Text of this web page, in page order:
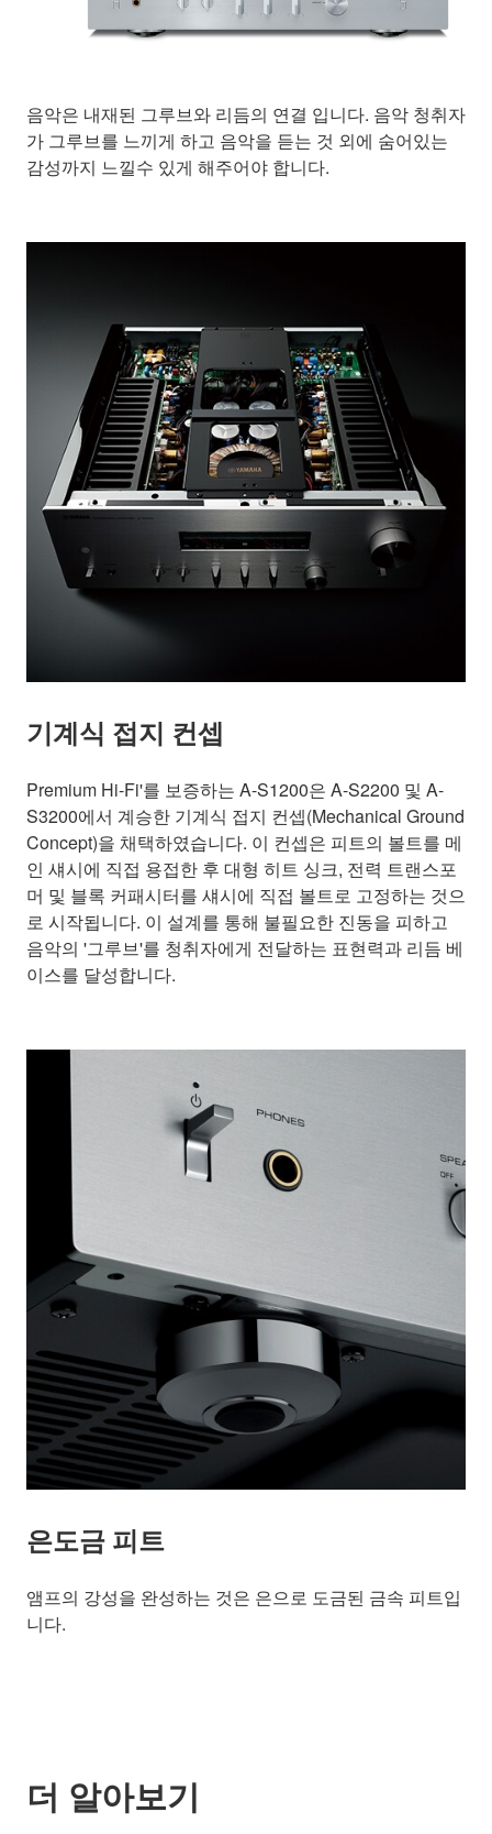
음악은 내재된 그루브와 리듬의 연결 입니다. 음악 청취자
가 그루브를 느끼게 하고 음악을 듣는 것 외에 숨어있는
감성까지 느낄수 있게 해주어야 합니다.
기계식 접지 컨셉
Premium Hi-Fi'를 보증하는 A-S1200은 A-S2200 및 A-
S3200에서 계승한 기계식 접지 컨셉(Mechanical Ground
Concept)을 채택하였습니다. 이 컨셉은 피트의 볼트를 메
인 섀시에 직접 용접한 후 대형 히트 싱크, 전력 트랜스포
머 및 블록 커패시터를 섀시에 직접 볼트로 고정하는 것으
로 시작됩니다. 이 설계를 통해 불필요한 진동을 피하고
음악의 '그루브'를 청취자에게 전달하는 표현력과 리듬 베
이스를 달성합니다.
은도금 피트
앰프의 강성을 완성하는 것은 은으로 도금된 금속 피트입
니다.
더 알아보기